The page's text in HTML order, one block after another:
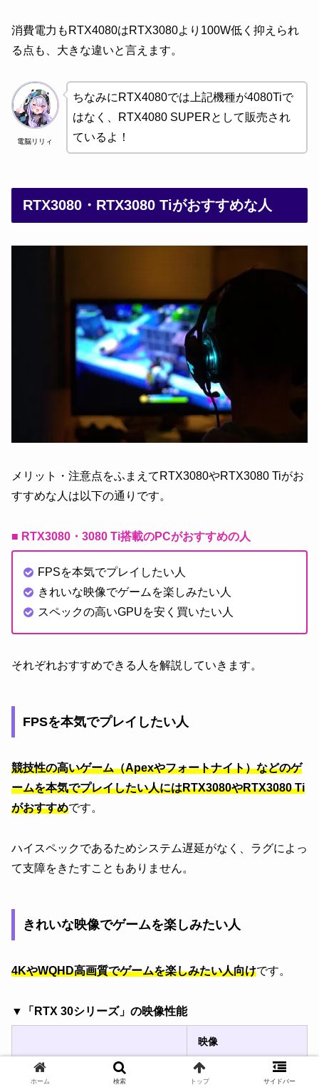
消費電力もRTX4080はRTX3080より100W低く抑えられ
る点も、大きな違いと言えます。
電脳リリィ
ちなみにRTX4080では上記機種が4080Tiで
はなく、RTX4080 SUPERとして販売され
ているよ！
RTX3080・RTX3080 Tiがおすすめな人
メリット・注意点をふまえてRTX3080やRTX3080 Tiがお
すすめな人は以下の通りです。
■ RTX3080・3080 Ti搭載のPCがおすすめの人
FPSを本気でプレイしたい人
きれいな映像でゲームを楽しみたい人
スペックの高いGPUを安く買いたい人
それぞれおすすめできる人を解説していきます。
FPSを本気でプレイしたい人
競技性の高いゲーム（Apexやフォートナイト）などのゲ
ームを本気でプレイしたい人にはRTX3080やRTX3080 Ti
がおすすめです。
ハイスペックであるためシステム遅延がなく、ラグによっ
て支障をきたすこともありません。
きれいな映像でゲームを楽しみたい人
4KやWQHD高画質でゲームを楽しみたい人向けです。
▼「RTX 30シリーズ」の映像性能
映像
RTX3090 4K高画質
ホーム 検索 トップ サイドバー